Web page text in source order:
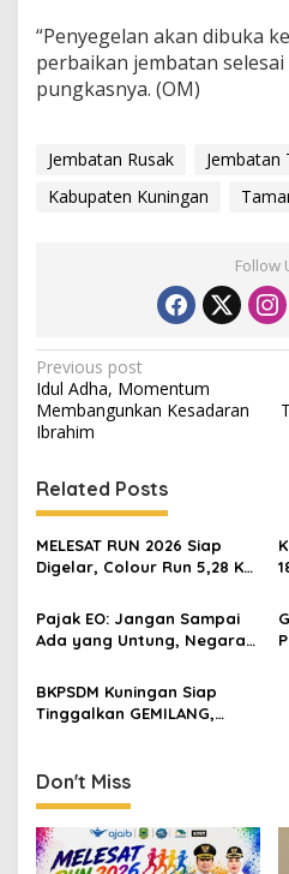
“Penyegelan akan dibuka
perbaikan jembatan selesai
pungkasnya. (OM)
Jembatan Rusak
Jembatan
Kabupaten Kuningan
Follow
Post
navigation
Previous post
Idul Adha, Momentum
Membangunkan Kesadaran
Ibrahim
Related Posts
MELESAT RUN 2026 Siap
Digelar, Colour Run 5,28 Km
dan Promosi Kuningan
Pajak EO: Jangan Sampai
Ada yang Untung, Negara
BKPSDM Kuningan Siap
Tinggalkan GEMILANG,
ASN
Don't Miss